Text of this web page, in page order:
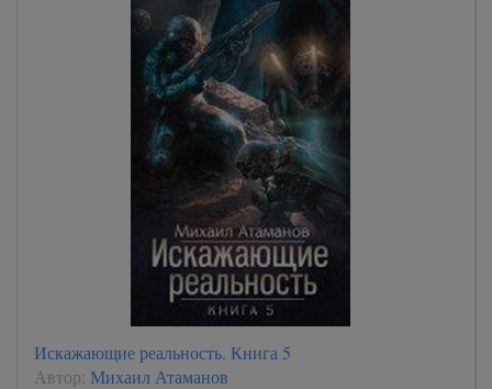
Искажающие реальность. Книга 5
Автор: Михаил Атаманов